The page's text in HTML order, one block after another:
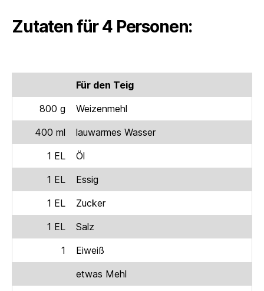
Zutaten für 4 Personen:
Für den Teig
800 g
Weizenmehl
400 ml
lauwarmes Wasser
1 EL
Öl
1 EL
Essig
1 EL
Zucker
1 EL
Salz
1
Eiweiß
etwas Mehl